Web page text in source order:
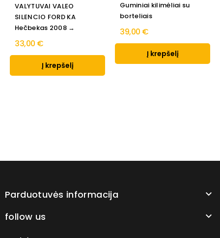
VALYTUVAI VALEO
SILENCIO FORD KA
Hečbekas 2008 →
33,00 €
Į krepšelį
Guminiai kilimėliai su
borteliais
39,00 €
Į krepšelį
Parduotuvės informacija 
follow us 